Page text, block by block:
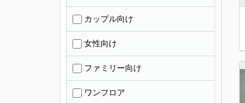
カップル向け
女性向け
ファミリー向け
ワンフロア